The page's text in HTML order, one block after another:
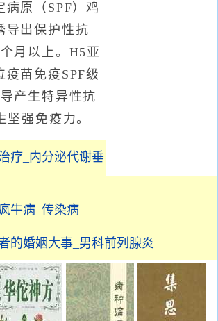
病原（SPF）鸡
导出保护性抗
月以上。H5亚
疫苗免疫SPF级
产生特异性抗
坚强免疫力。
疗_内分泌代谢垂
牛病_传染病
的婚姻大事_男科前列腺炎